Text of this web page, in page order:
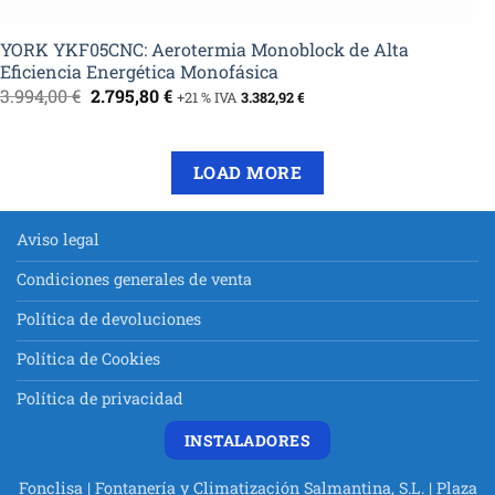
YORK YKF05CNC: Aerotermia Monoblock de Alta
Eficiencia Energética Monofásica
3.994,00€ El
precio
2.795,80€El
es:
2.795,80 €.
+21 % IVA 3.382,92€
LOAD MORE
Aviso legal
Condiciones generales de venta
Política de devoluciones
Política de Cookies
Política de privacidad
INSTALADORES
Fonclisa | Fontanería y Climatización Salmantina, S.L. | Plaza